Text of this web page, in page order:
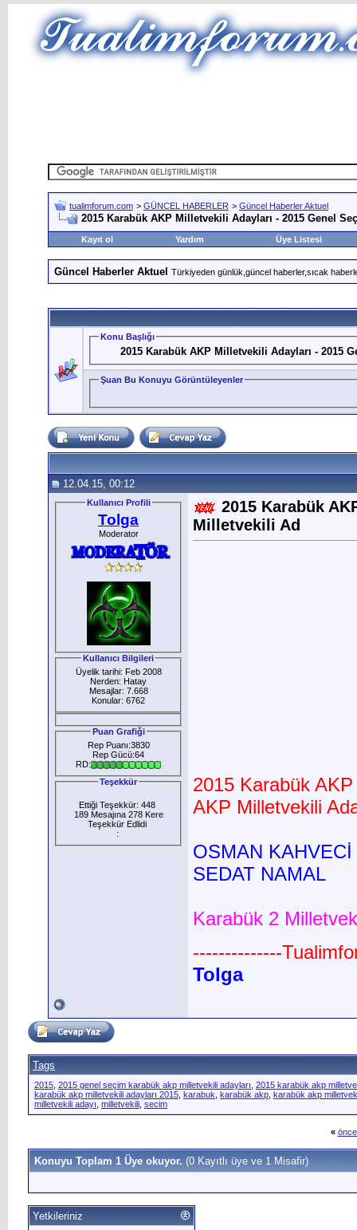
tualimforum.com > GÜNCEL HABERLER > Güncel Haberler Aktuel
2015 Karabük AKP Milletvekili Adayları - 2015 Genel
Kayıt ol Yardım Üye Listesi
Güncel Haberler Aktuel Türkiyeden günlük,güncel haberler,sıcak
Konu Başlığı
2015 Karabük AKP Milletvekili Adayları - 2015
Şuan Bu Konuyu Görüntüleyenler
12.04.15, 00:12
Kullanıcı Profili
Tolga
Moderator
Kullanıcı Bilgileri
Üyelik tarihi: Feb 2008
Nerden: Hatay
Mesajlar: 7.668
Konular: 6762
Puan Grafiği
Rep Puanı:3830
Rep Gücü:64
RD:
Teşekkür
Ettiği Teşekkür: 448
189 Mesajına 278 Kere
Teşekkür Edlidi
:
2015 Karabük
Milletvekili Ad
2015 Karabük
AKP Milletvekili
OSMAN KAHVECİ
SEDAT NAMAL
Karabük 2
--------------
Tolga
Tags
2015 2015 genel seçim karabük akp milletvekili adayları 2015 karabük akp
karabük akp milletvekili adayları 2015 karabuk karabük akp karabük akp
milletvekili adayı milletvekili secim
«
Konuyu Toplam 1 Üye okuyor. (0 Kayıtlı üye ve 1 Misafir)
Yetkileriniz